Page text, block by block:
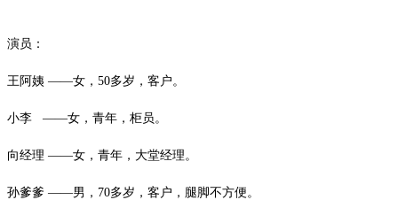
演员：
王阿姨 ——女，50多岁，客户。
小李 ——女，青年，柜员。
向经理 ——女，青年，大堂经理。
孙爹爹 ——男，70多岁，客户，腿脚不方便。